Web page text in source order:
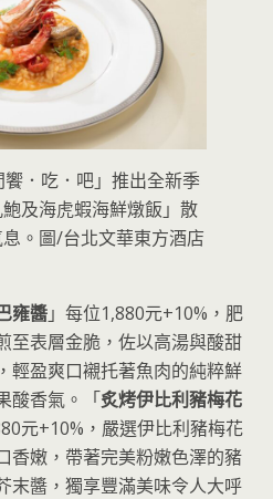
．吃．吧」推出全新季
及海虎蝦海鮮燉飯」散
。圖/台北文華東方酒店
雍醬」每位1,880元+10%，肥
至表層金脆，佐以高湯與酸甜
輕盈爽口襯托著魚肉的純粹鮮
酸香氣。「炙烤伊比利豬梅花
元+10%，嚴選伊比利豬梅花
香嫩，帶著完美粉嫩色澤的豬
末醬，獨享豐滿美味令人大呼